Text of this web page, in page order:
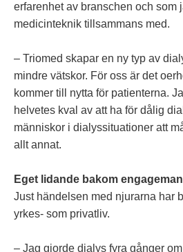
erfarenhet av branschen och som
medicinteknik tillsammans med.
– Triomed skapar en ny typ av
mindre vätskor. För oss är det
kommer till nytta för patienterna.
helvetes kval av att ha för dålig
människor i dialyssituationer att
allt annat.
Eget lidande bakom
Just händelsen med njurarna har
yrkes- som privatliv.
– Jag gjorde dialys fyra gånger